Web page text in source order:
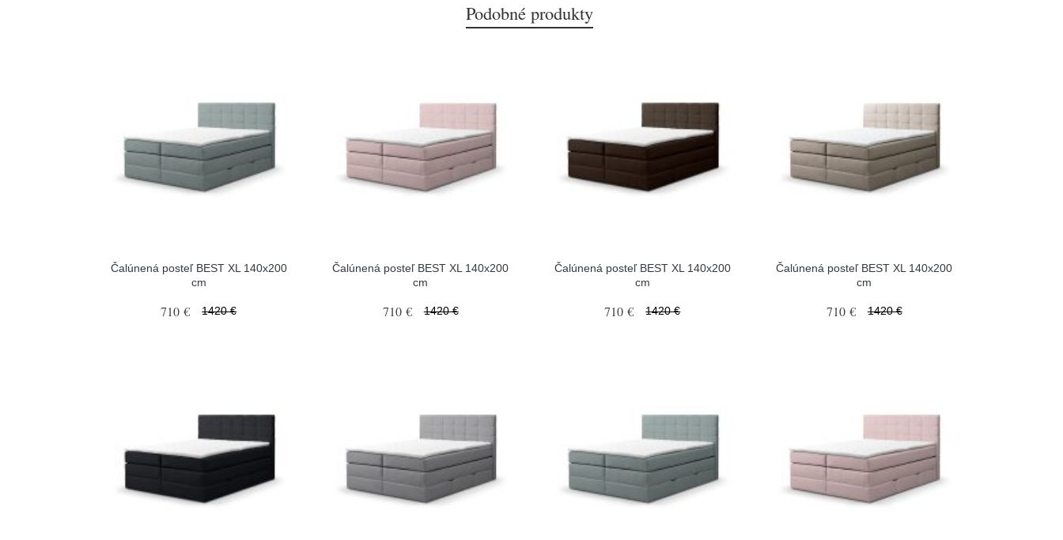
Podobné produkty
Čalúnená posteľ BEST XL 140x200
cm
710 € 1420 €
Čalúnená posteľ BEST XL 140x200
cm
710 € 1420 €
Čalúnená posteľ BEST XL 140x200
cm
710 € 1420 €
Čalúnená posteľ BEST XL 140x200
cm
710 € 1420 €